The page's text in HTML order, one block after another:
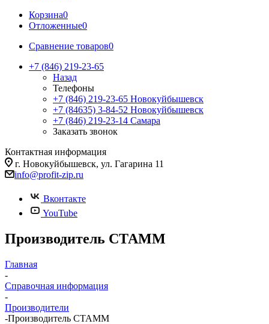
Корзина0
Отложенные0
Сравнение товаров0
+7 (846) 219-23-65
Назад
Телефоны
+7 (846) 219-23-65 Новокуйбышевск
+7 (84635) 3-84-52 Новокуйбышевск
+7 (846) 219-23-14 Самара
Заказать звонок
Контактная информация
г. Новокуйбышевск, ул. Гагарина 11
info@profit-zip.ru
Вконтакте
YouTube
Производитель СТАММ
Главная
-
Справочная информация
-
Производители
-Производитель СТАММ